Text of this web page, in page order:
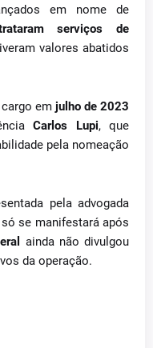
em nome de
serviços de
valores abatidos
em julho de 2023
Carlos Lupi, que
pela nomeação
pela advogada
se manifestará após
ainda não divulgou
da operação.